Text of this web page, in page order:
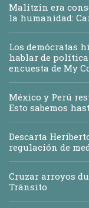
Malitzin era
la humanidad:
Los demócratas
hablar de
encuesta de My
México y Perú
Esto sabemos
Descarta
regulación de
Cruzar arroyos
Tránsito